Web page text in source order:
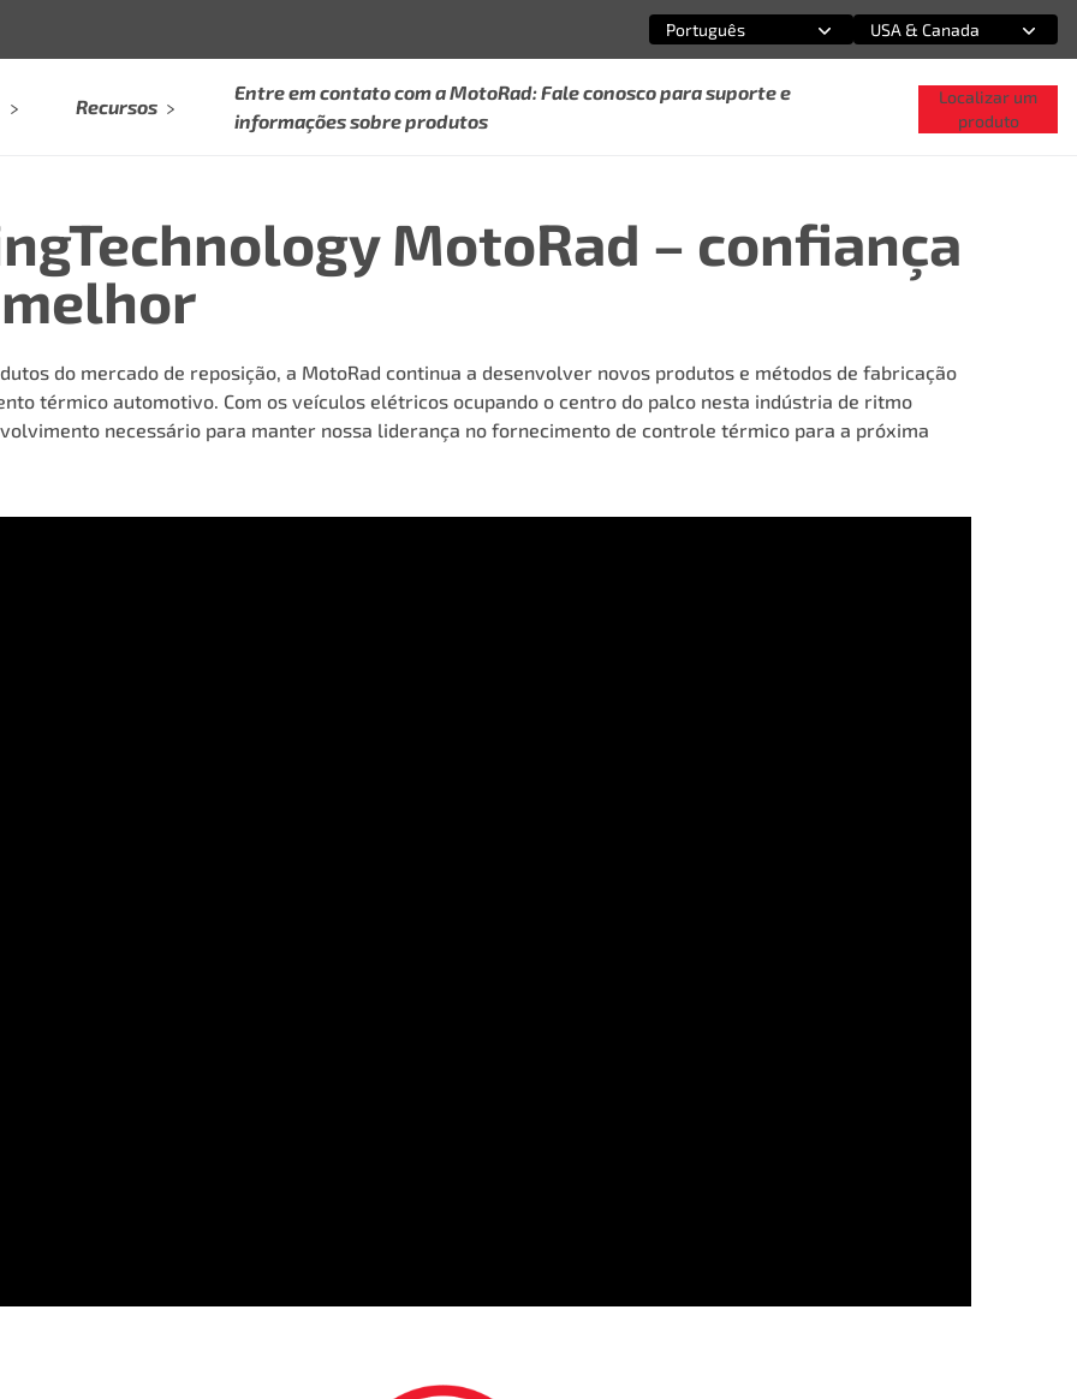
Selecione uma opção
Português
Selecione uma opção
USA & Canada
Recursos
Entre em contato com a MotoRad: Fale conosco para suporte e
informações sobre produtos
Localizar um
produto
MotoRad – confiança
do mercado de reposição, a MotoRad continua a desenvolver novos produtos e métodos de fabricação
térmico automotivo. Com os veículos elétricos ocupando o centro do palco nesta indústria de ritmo
necessário para manter nossa liderança no fornecimento de controle térmico para a próxima